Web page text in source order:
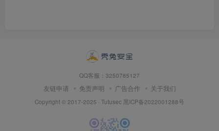
QQ客服：3250785127
友链申请 免责声明 广告合作 关于我们
Copyright © 2017-2025 · Tutusec 黑ICP备2022001288号